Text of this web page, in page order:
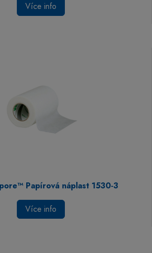
Více info
Papírová náplast 1530-3
Více info